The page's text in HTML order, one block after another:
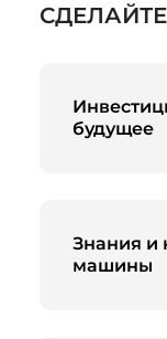
будущее
Знания и
машины